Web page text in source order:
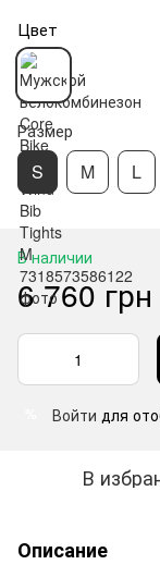
Цвет
Размер
S M L
В наличии
6 760 грн
Войти для
В
Описание